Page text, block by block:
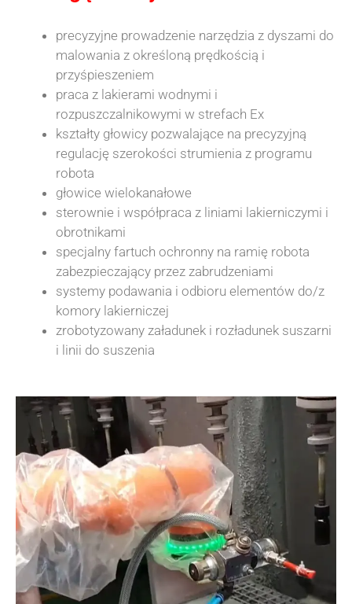
precyzyjne prowadzenie narzędzia z dyszami do
malowania z określoną prędkością i
przyśpieszeniem
praca z lakierami wodnymi i
rozpuszczalnikowymi w strefach Ex
kształty głowicy pozwalające na precyzyjną
regulację szerokości strumienia z programu
robota
głowice wielokanałowe
sterownie i współpraca z liniami lakierniczymi i
obrotnikami
specjalny fartuch ochronny na ramię robota
zabezpieczający przez zabrudzeniami
systemy podawania i odbioru elementów do/z
komory lakierniczej
zrobotyzowany załadunek i rozładunek suszarni
i linii do suszenia